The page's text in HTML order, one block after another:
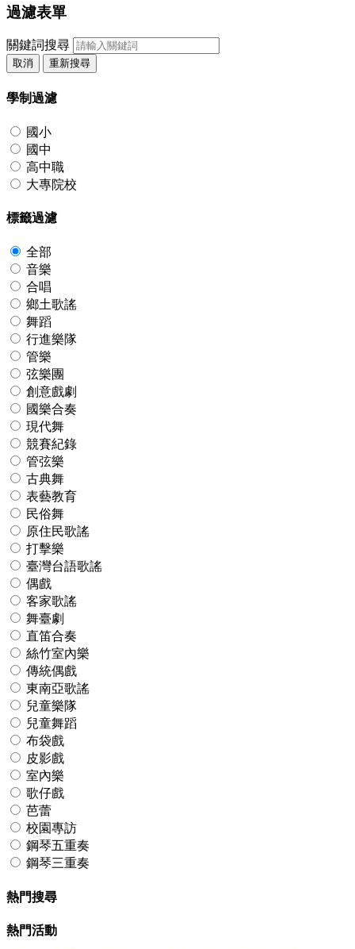
過濾表單
關鍵詞搜尋
取消 重新搜尋
學制過濾
國小
國中
高中職
大專院校
標籤過濾
全部
音樂
合唱
鄉土歌謠
舞蹈
行進樂隊
管樂
弦樂團
創意戲劇
國樂合奏
現代舞
競賽紀錄
管弦樂
古典舞
表藝教育
民俗舞
原住民歌謠
打擊樂
臺灣台語歌謠
偶戲
客家歌謠
舞臺劇
直笛合奏
絲竹室內樂
傳統偶戲
東南亞歌謠
兒童樂隊
兒童舞蹈
布袋戲
皮影戲
室內樂
歌仔戲
芭蕾
校園專訪
鋼琴五重奏
鋼琴三重奏
熱門搜尋
熱門活動